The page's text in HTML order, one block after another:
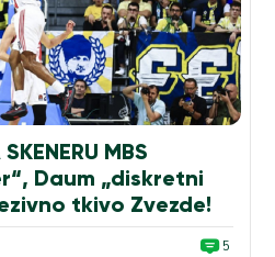
MBS
Daum „diskretni
tkivo Zvezde!
5